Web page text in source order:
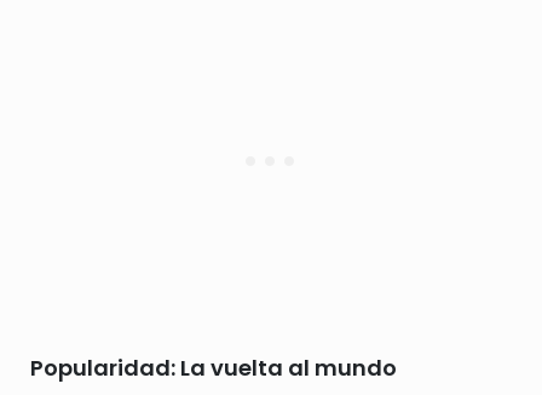
Popularidad: La vuelta al mundo